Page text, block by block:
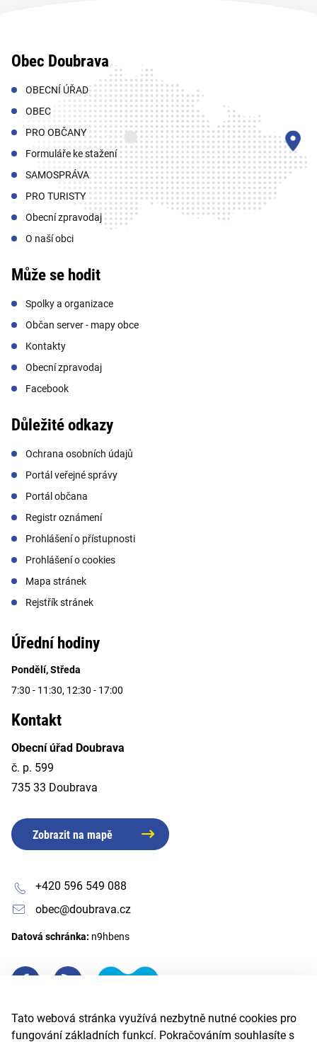
Tato webová stránka využívá nezbytně nutné cookies pro
fungování základních funkcí. Pokračováním souhlasíte s
Obec Doubrava
OBECNÍ ÚŘAD
OBEC
PRO OBČANY
Formuláře ke stažení
SAMOSPRÁVA
PRO TURISTY
Obecní zpravodaj
O naší obci
Může se hodit
Spolky a organizace
Občan server - mapy obce
Kontakty
Obecní zpravodaj
Facebook
Důležité odkazy
Ochrana osobních údajů
Portál veřejné správy
Portál občana
Registr oznámení
Prohlášení o přístupnosti
Prohlášení o cookies
Mapa stránek
Rejstřík stránek
Úřední hodiny
Pondělí, Středa
7:30 - 11:30, 12:30 - 17:00
Kontakt
Obecní úřad Doubrava
č. p. 599
735 33 Doubrava
Zobrazit na mapě
+420 596 549 088
obec@doubrava.cz
Datová schránka: n9hbens